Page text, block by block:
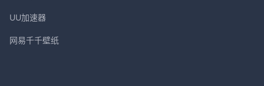
UU加速器
网易千千壁纸